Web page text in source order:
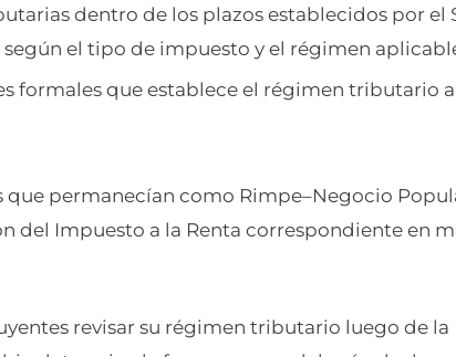
dentro de los plazos establecidos por el
el tipo de impuesto y el régimen
formales que establece el régimen tributario
que permanecían como Rimpe–Negocio
del Impuesto a la Renta correspondiente en
revisar su régimen tributario luego de la